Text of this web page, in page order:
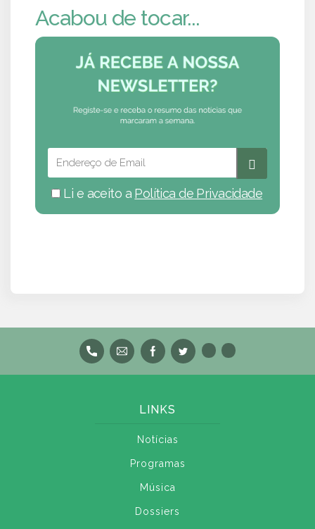
Acabou de tocar...
Li e aceito a Política de Privacidade
LINKS
Notícias
Programas
Música
Dossiers